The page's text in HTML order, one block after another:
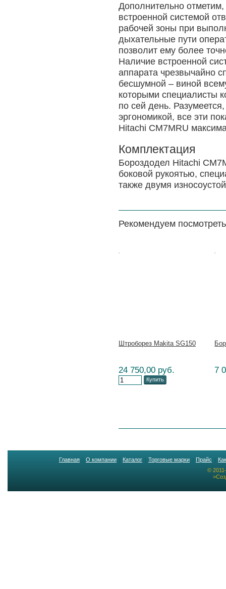
Дополнительно
встроенной системой
рабочей зоны при
дыхательные пути
позволит ему более
Наличие встроенной
аппарата чрезвычайно
бесшумной – виной
которыми специалисты
по сей день.
эргономикой, все эти
Hitachi CM7MRU
Комплектация
Бороздодел Hitachi
боковой рукоятью,
также двумя
Рекомендуем посмотреть
Штроборез Makita SG150
24 750,00 руб.
Купить
7
Главная О компании Каталог Торговые марки Прайс
©